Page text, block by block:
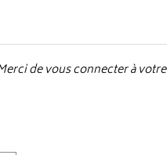
de vous connecter à votre